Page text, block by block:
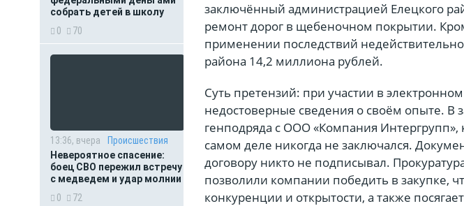
собрать детей в школу
0
70
13:36, вчера
Происшествия
Невероятное спасение:
боец СВО пережил встречу
с медведем и удар молнии
0
72
заключённый администрацией Елецкого
ремонт дорог в щебеночном покрытии.
применении последствий
района 14,2 миллиона рублей.
Суть претензий: при участии в
недостоверные сведения о своём опыте. В
генподряда с ООО «Компания Интергрупп»,
самом деле никогда не заключался.
договору никто не подписывал.
позволили компании победить в закупке,
конкуренции и открытости, а также